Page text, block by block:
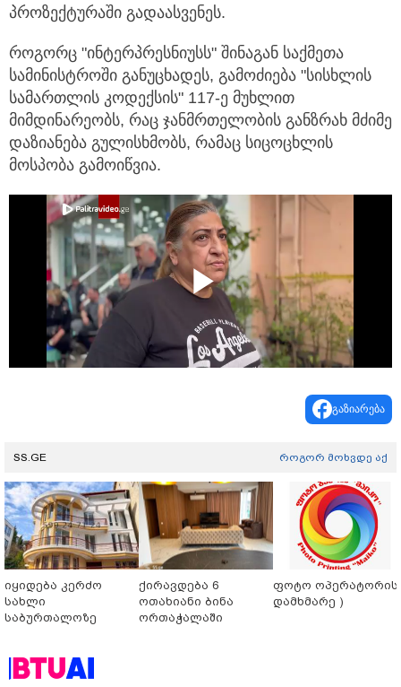
პროზექტურაში გადაასვენეს.
როგორც "ინტერპრესნიუსს" შინაგან საქმეთა
სამინისტროში განუცხადეს, გამოძიება "სისხლის
სამართლის კოდექსის" 117-ე მუხლით
მიმდინარეობს, რაც ჯანმრთელობის განზრახ მძიმე
დაზიანება გულისხმობს, რამაც სიცოცხლის
მოსპობა გამოიწვია.
Play
Video
გაზიარება
SS.GE როგორ მოხვდე აქ
იყიდება კერძო
სახლი
საბურთალოზე
ქირავდება 6
ოთახიანი ბინა
ორთაჭალაში
ფოტო ოპერატორის
დამხმარე )